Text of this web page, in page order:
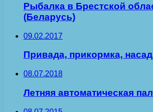
Рыбалка в Брестской
(Беларусь)
09.02.2017
Привада, прикормка,
08.07.2018
Летняя автоматическая